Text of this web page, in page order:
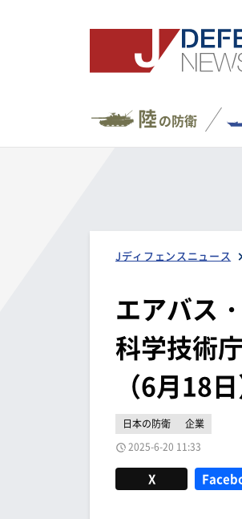
陸の防衛
Jディフェンスニュース
エアバス
科学技術
（6月18日
日本の防衛
企業
2025-6-20 11:33
X